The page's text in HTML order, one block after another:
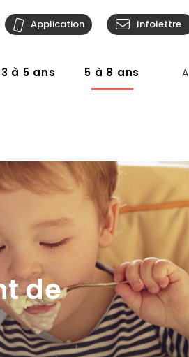
3 à 5 ans 5 à 8 ans
Application Infolettre
de